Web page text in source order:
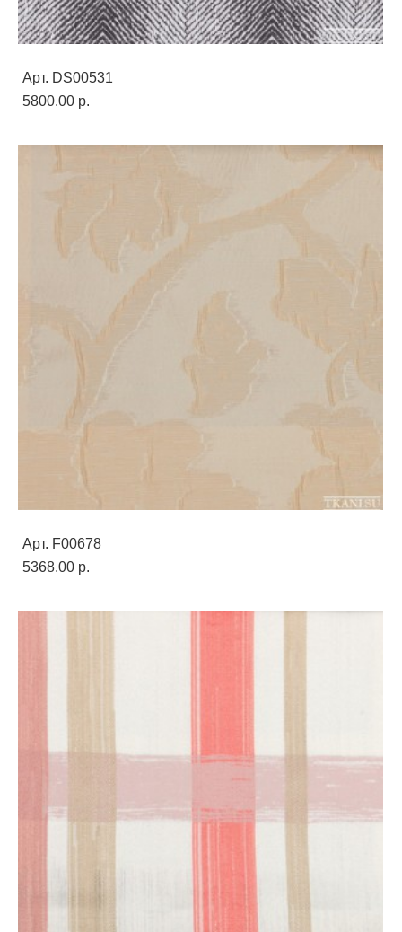
Арт. DS00531
5800.00 p.
Арт. F00678
5368.00 p.